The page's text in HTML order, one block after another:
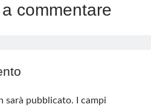
commentare
sarà pubblicato.
I campi